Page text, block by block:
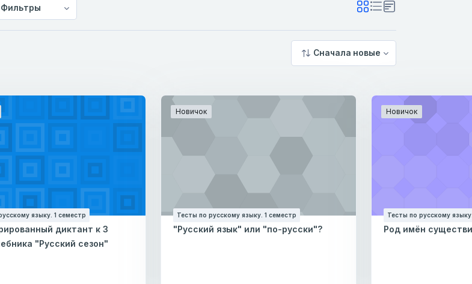
подготовки
Фильтры
Сначала новые
языку. 1 семестр
диктант к 3
"Русский сезон"
Новичок
Тесты по русскому языку. 1 семестр
"Русский язык" или "по-русски"?
Новичок
Тесты по русскому
Род имён